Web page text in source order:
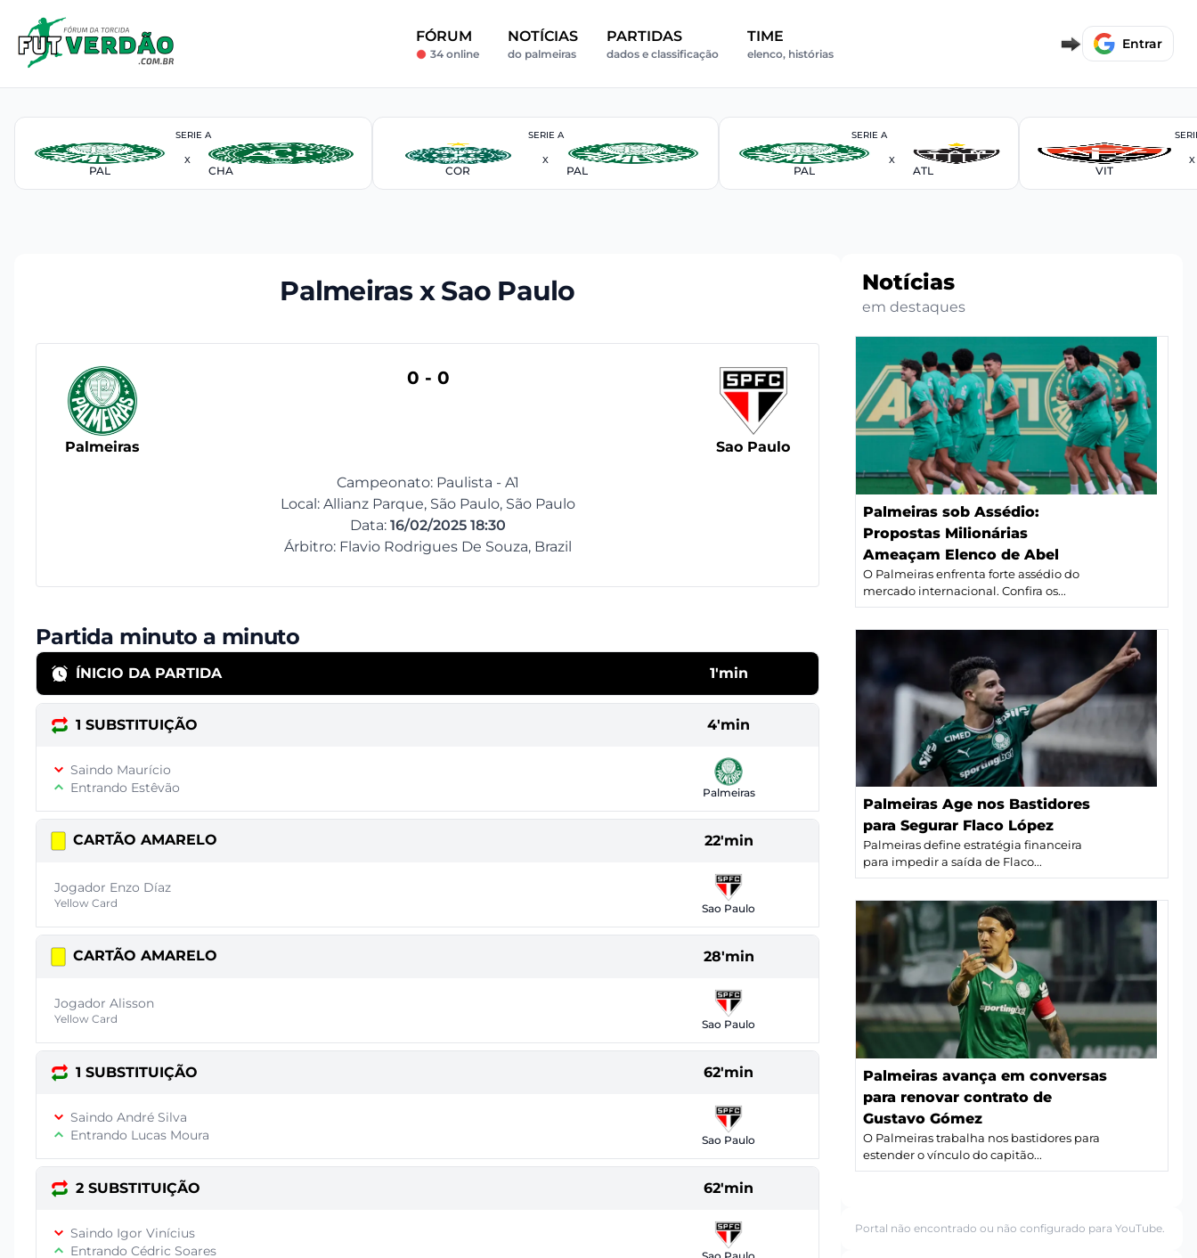
FÓRUM
34 online
NOTÍCIAS
do palmeiras
PARTIDAS
dados e classificação
TIME
elenco, histórias
Entrar
SERIE A
PAL
X
CHA
SERIE A
COR
X
PAL
SERIE A
PAL
X
ATL VIT
X
Palmeiras x Sao Paulo
Palmeiras
0 - 0
Sao Paulo
Campeonato: Paulista - A1
Local: Allianz Parque, São Paulo, São Paulo
Data: 16/02/2025 18:30
Árbitro: Flavio Rodrigues De Souza, Brazil
Partida minuto a minuto
ÍNICIO DA PARTIDA 1'min
1 SUBSTITUIÇÃO 4'min
Saindo Maurício
Entrando Estêvão
Palmeiras
CARTÃO AMARELO 22'min
Jogador Enzo Díaz
Yellow Card Sao Paulo
CARTÃO AMARELO 28'min
Jogador Alisson
Yellow Card Sao Paulo
1 SUBSTITUIÇÃO 62'min
Saindo André Silva
Entrando Lucas Moura
Sao Paulo
2 SUBSTITUIÇÃO 62'min
Saindo Igor Vinícius
Entrando Cédric Soares
Notícias
em destaques
Palmeiras sob Assédio:
Propostas Milionárias
Ameaçam Elenco de Abel
O Palmeiras enfrenta forte assédio do
mercado internacional. Confira os...
Palmeiras Age nos Bastidores
para Segurar Flaco López
Palmeiras define estratégia financeira
para impedir a saída de Flaco...
Palmeiras avança em conversas
para renovar contrato de
Gustavo Gómez
O Palmeiras trabalha nos bastidores para
estender o vínculo do capitão...
Portal não encontrado ou não configurado para YouTube.